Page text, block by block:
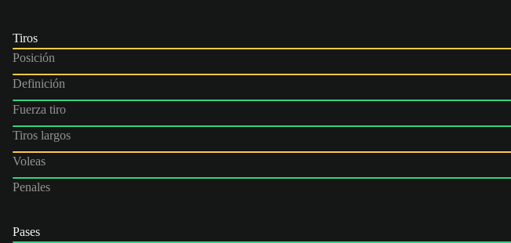
Tiros
Posición
Definición
Fuerza tiro
Tiros largos
Voleas
Penales
Pases